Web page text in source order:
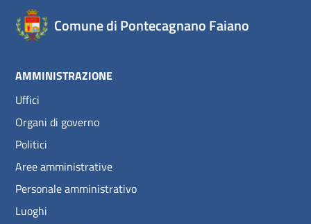
Comune di Pontecagnano Faiano
AMMINISTRAZIONE
Uffici
Organi di governo
Politici
Aree amministrative
Personale amministrativo
Luoghi